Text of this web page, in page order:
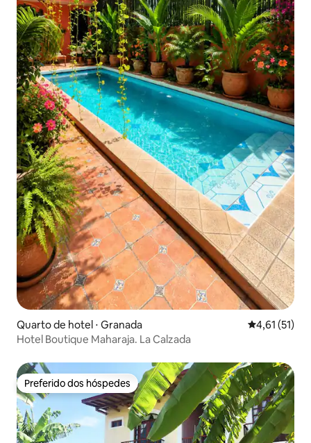
Quarto de hotel ⋅ Granada 4,61 de uma
4,61 (51)
Hotel Boutique Maharaja. La Calzada
Preferido dos hóspedes
Preferido dos hóspedes